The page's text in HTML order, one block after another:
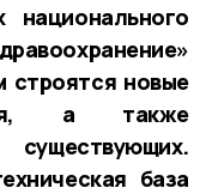
национального
строятся новые
а также
база